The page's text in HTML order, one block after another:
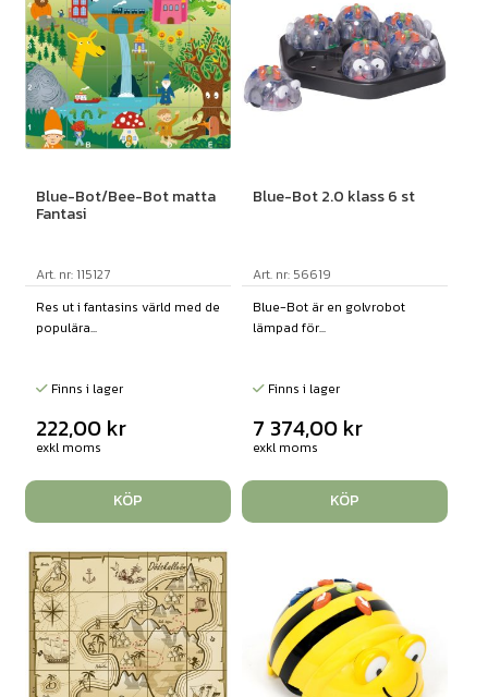
Blue-Bot/Bee-Bot matta
Fantasi
Art. nr: 115127
Res ut i fantasins värld med de
populära...
Finns i lager
222,00 kr
exkl moms
KÖP
Blue-Bot 2.0 klass 6 st
Art. nr: 56619
Blue-Bot är en golvrobot
lämpad för...
Finns i lager
7 374,00 kr
exkl moms
KÖP